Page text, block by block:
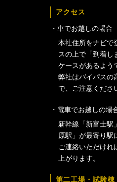
アクセス
車でお越しの場合
本社住所をナビで
スの上で「到着し
ケースがあるよう
弊社はバイパスの
で、ご注意くださ
電車でお越しの場
新幹線「新富士駅
原駅」が最寄り駅
ご連絡いただけれ
上がります。
第二工場・試験棟